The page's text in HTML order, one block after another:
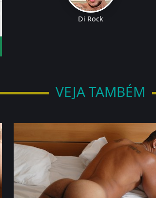
Di Rock
VEJA TAMBÉM